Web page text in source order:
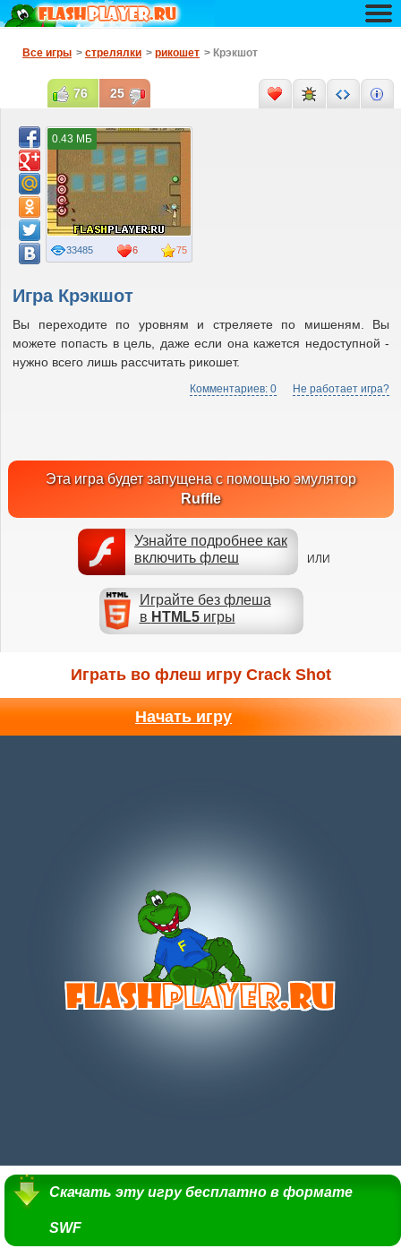
Все игры > стрелялки > рикошет > Крэкшот
Игра Крэкшот
Вы переходите по уровням и стреляете по мишеням. Вы
можете попасть в цель, даже если она кажется недоступной -
нужно всего лишь рассчитать рикошет.
Комментариев: 0 Не работает игра?
Эта игра будет запущена с помощью эмулятор
Ruffle
Узнайте подробнее как
включить флеш
ИЛИ
Играйте без флеша
в HTML5игры
75
33485 6
0.43 МБ
76 25
Играть во флеш игру Crack Shot
Начать игру
Скачать эту игру бесплатно в формате
SWF